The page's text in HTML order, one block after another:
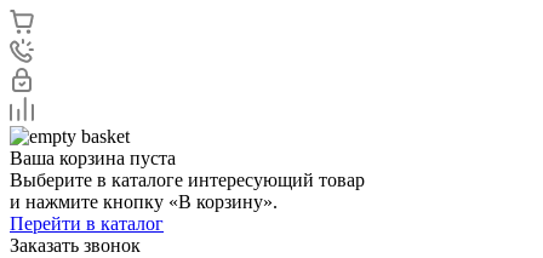
Ваша корзина пуста
Выберите в каталоге интересующий товар
и нажмите кнопку «В корзину».
Перейти в каталог
Заказать звонок